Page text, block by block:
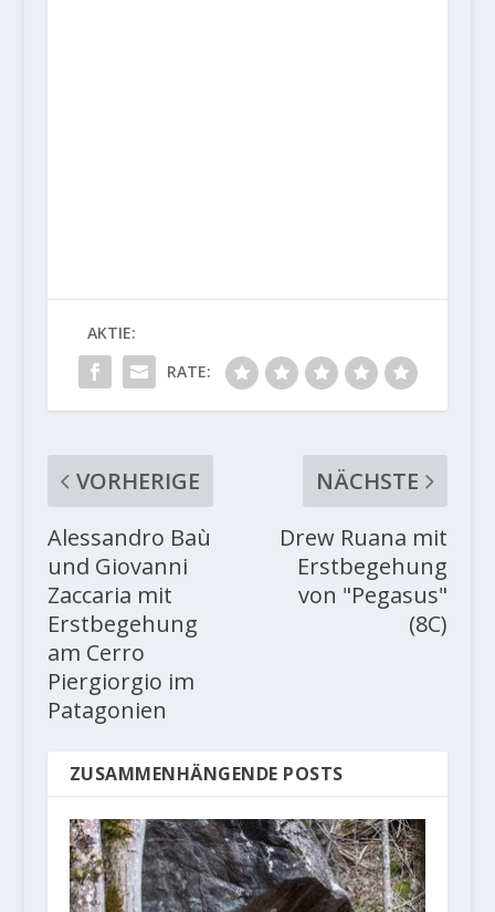
AKTIE:
RATE:
VORHERIGE
Alessandro Baù
und Giovanni
Zaccaria mit
Erstbegehung
am Cerro
Piergiorgio im
Patagonien
NÄCHSTE
Drew Ruana mit
Erstbegehung
von "Pegasus"
(8C)
ZUSAMMENHÄNGENDE POSTS